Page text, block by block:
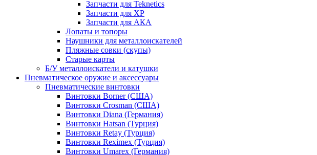
Запчасти для Teknetics
Запчасти для XP
Запчасти для АКА
Лопаты и топоры
Наушники для металлоискателей
Пляжные совки (скупы)
Старые карты
Б/У металлоискатели и катушки
Пневматическое оружие и аксессуары
Пневматические винтовки
Винтовки Borner (США)
Винтовки Crosman (США)
Винтовки Diana (Германия)
Винтовки Hatsan (Турция)
Винтовки Retay (Турция)
Винтовки Reximex (Турция)
Винтовки Umarex (Германия)